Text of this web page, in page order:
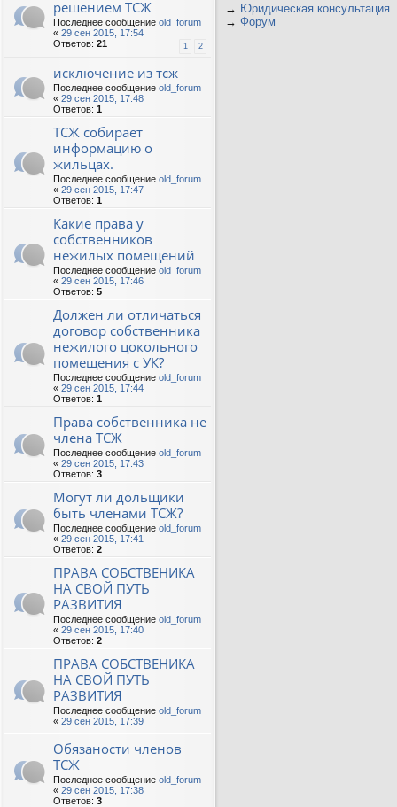
решением ТСЖ
Последнее сообщение old_forum
« 29 сен 2015, 17:54
Ответов: 21 1 2
исключение из тсж
Последнее сообщение old_forum
« 29 сен 2015, 17:48
Ответов: 1
ТСЖ собирает
информацию о
жильцах.
Последнее сообщение old_forum
« 29 сен 2015, 17:47
Ответов: 1
Какие права у
собственников
нежилых помещений
Последнее сообщение old_forum
« 29 сен 2015, 17:46
Ответов: 5
Должен ли отличаться
договор собственника
нежилого цокольного
помещения с УК?
Последнее сообщение old_forum
« 29 сен 2015, 17:44
Ответов: 1
Права собственника не
члена ТСЖ
Последнее сообщение old_forum
« 29 сен 2015, 17:43
Ответов: 3
Могут ли дольщики
быть членами ТСЖ?
Последнее сообщение old_forum
« 29 сен 2015, 17:41
Ответов: 2
ПРАВА СОБСТВЕНИКА
НА СВОЙ ПУТЬ
РАЗВИТИЯ
Последнее сообщение old_forum
« 29 сен 2015, 17:40
Ответов: 2
ПРАВА СОБСТВЕНИКА
НА СВОЙ ПУТЬ
РАЗВИТИЯ
Последнее сообщение old_forum
« 29 сен 2015, 17:39
Обязаности членов
ТСЖ
Последнее сообщение old_forum
« 29 сен 2015, 17:38
Ответов: 3
→ Юридическая консультация
→ Форум